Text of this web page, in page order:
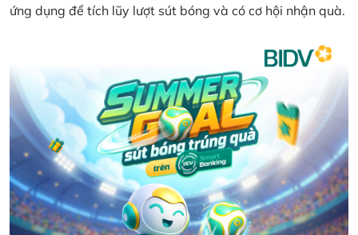
ứng dụng để tích lũy lượt sút bóng và có cơ hội nhận quà.